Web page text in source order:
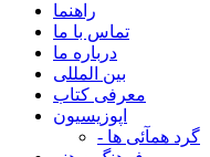
راهنما
تماس با ما
درباره ما
بین المللی
معرفی کتاب
اپوزیسیون
- گرد همآئی ها